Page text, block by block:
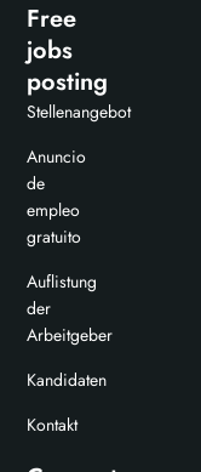
Free
jobs
posting
Stellenangebot
Anuncio
de
empleo
gratuito
Auflistung
der
Arbeitgeber
Kandidaten
Kontakt